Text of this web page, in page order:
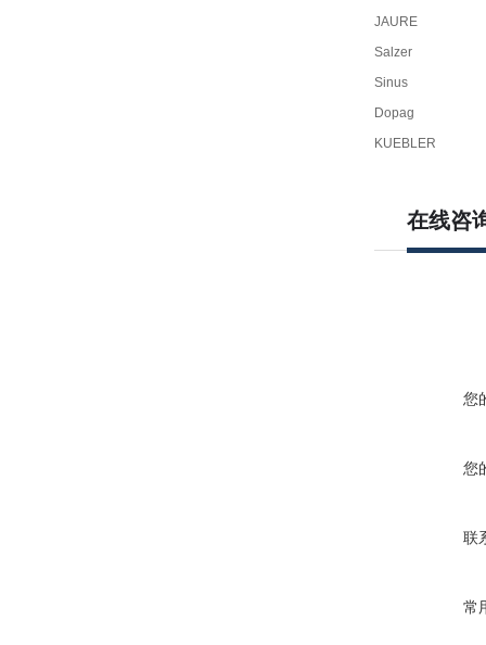
JAURE
Salzer
Sinus
Dopag
KUEBLER
在线咨
您
您
联
常